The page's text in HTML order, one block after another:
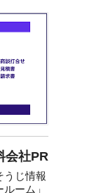
会社PR
うじ情報
ーム」